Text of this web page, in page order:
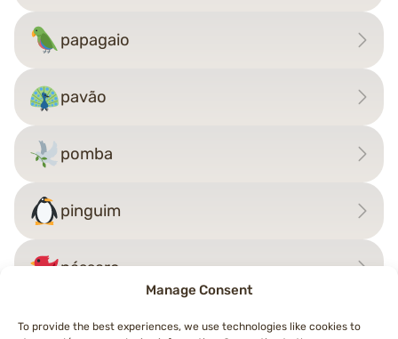
Manage Consent
To provide the best experiences, we use technologies like cookies to
papagaio
pavão
pomba
pinguim
pássaro